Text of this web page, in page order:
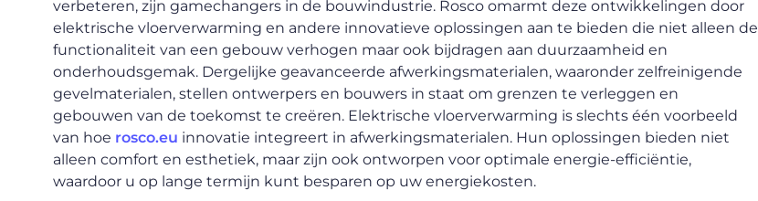
verbeteren, zijn gamechangers in de bouwindustrie. Rosco omarmt deze ontwikkelingen door
elektrische vloerverwarming en andere innovatieve oplossingen aan te bieden die niet alleen de
functionaliteit van een gebouw verhogen maar ook bijdragen aan duurzaamheid en
onderhoudsgemak. Dergelijke geavanceerde afwerkingsmaterialen, waaronder zelfreinigende
gevelmaterialen, stellen ontwerpers en bouwers in staat om grenzen te verleggen en
gebouwen van de toekomst te creëren. Elektrische vloerverwarming is slechts één voorbeeld
van hoe rosco.eu innovatie integreert in afwerkingsmaterialen. Hun oplossingen bieden niet
alleen comfort en esthetiek, maar zijn ook ontworpen voor optimale energie-efficiëntie,
waardoor u op lange termijn kunt besparen op uw energiekosten.